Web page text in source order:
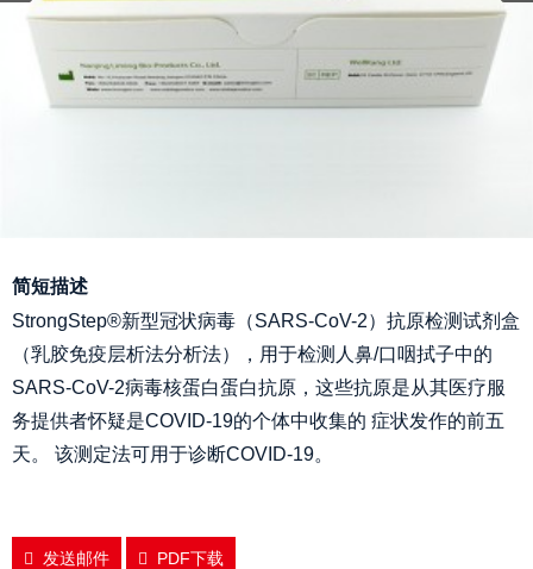
简短描述
StrongStep®新型冠状病毒（SARS-CoV-2）抗原检测试剂盒
（乳胶免疫层析法分析法），用于检测人鼻/口咽拭子中的
SARS-CoV-2病毒核蛋白蛋白抗原，这些抗原是从其医疗服
务提供者怀疑是COVID-19的个体中收集的 症状发作的前五
天。 该测定法可用于诊断COVID-19。
发送邮件 PDF下载